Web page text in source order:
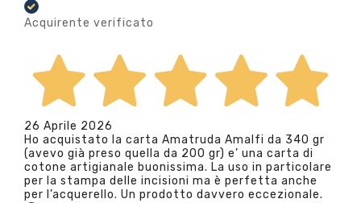
Acquirente verificato
26 Aprile 2026
Ho acquistato la carta Amatruda Amalfi da 340 gr
(avevo già preso quella da 200 gr) e’ una carta di
cotone artigianale buonissima. La uso in particolare
per la stampa delle incisioni ma è perfetta anche
per l’acquerello. Un prodotto davvero eccezionale.